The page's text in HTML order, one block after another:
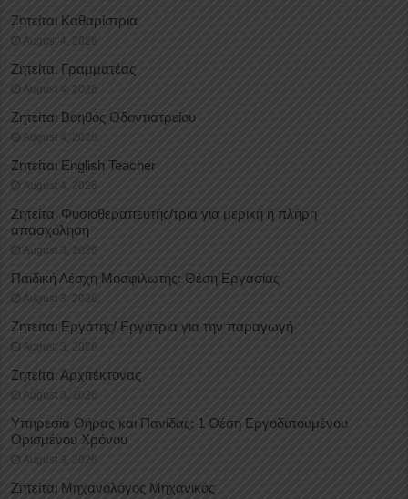
Ζητείται Καθαρίστρια
August 4, 2026
Ζητείται Γραμματέας
August 4, 2026
Ζητείται Βοηθός Οδοντιατρείου
August 4, 2026
Ζητείται English Teacher
August 4, 2026
Ζητείται Φυσιοθεραπευτής/τρια για μερική ή πλήρη
απασχόληση
August 3, 2026
Παιδική Λέσχη Μοσφιλωτής: Θέση Εργασίας
August 3, 2026
Ζητείται Εργάτης/ Εργάτρια για την παραγωγή
August 3, 2026
Ζητείται Αρχιτέκτονας
August 3, 2026
Υπηρεσία Θήρας και Πανίδας: 1 Θέση Eργοδοτουμένου
Oρισμένου Xρόνου
August 3, 2026
Ζητείται Μηχανολόγος Μηχανικός